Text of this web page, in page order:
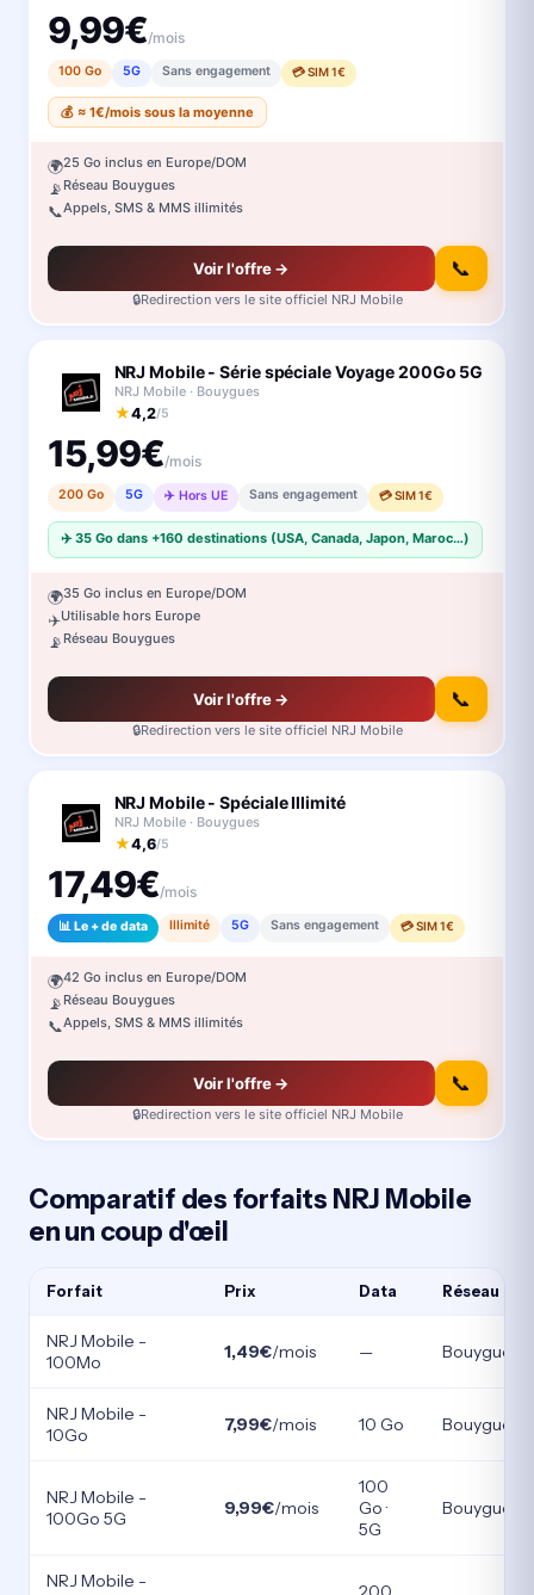
9,99€/mois
100 Go 5G Sans engagement 💳 SIM 1€
💰 ≈ 1€/mois sous la moyenne
🌍25 Go inclus en Europe/DOM
📡 Réseau Bouygues
📞Appels, SMS & MMS illimités
Voir l'offre → 📞
🔒Redirection vers le site officiel NRJ Mobile
NRJ Mobile - Série spéciale Voyage 200Go 5G
NRJ Mobile · Bouygues
★4,2/5
15,99€/mois
200 Go 5G ✈️ Hors UE Sans engagement 💳 SIM 1€
✈️ 35 Go dans +160 destinations (USA, Canada, Japon, Maroc…)
🌍35 Go inclus en Europe/DOM
✈️Utilisable hors Europe
📡 Réseau Bouygues
Voir l'offre → 📞
🔒Redirection vers le site officiel NRJ Mobile
NRJ Mobile - Spéciale Illimité
NRJ Mobile · Bouygues
★4,6/5
17,49€/mois
📊 Le + de data Illimité 5G Sans engagement 💳 SIM 1€
🌍42 Go inclus en Europe/DOM
📡 Réseau Bouygues
📞Appels, SMS & MMS illimités
Voir l'offre → 📞
🔒Redirection vers le site officiel NRJ Mobile
Comparatif des forfaits NRJ Mobile
en un coup d'œil
Forfait Prix Data Réseau
NRJ Mobile -
100Mo
1,49€/mois — Bouygues
NRJ Mobile -
10Go
7,99€/mois 10 Go Bouygues
NRJ Mobile -
100Go 5G
9,99€/mois
100
Go ·
5G
Bouygues
NRJ Mobile -